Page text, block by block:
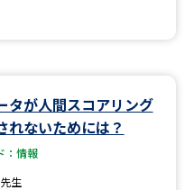
タが人間スコアリング
れないためには？
：情報
生